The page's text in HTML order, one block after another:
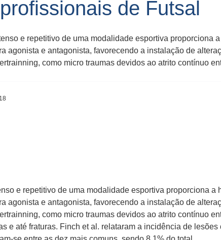
de Futsal
e repetitivo de uma modalidade esportiva
agonista e antagonista, favorecendo a instalação de
como micro traumas devidos ao atrito contínuo
e repetitivo de uma modalidade esportiva proporciona
agonista e antagonista, favorecendo a instalação de
como micro traumas devidos ao atrito contínuo
e até fraturas. Finch et al. relataram a incidência de